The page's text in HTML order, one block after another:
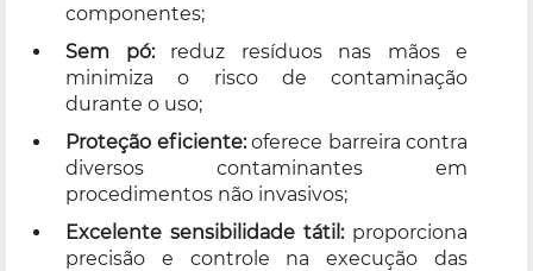
componentes;
Sem pó: reduz resíduos nas mãos e
minimiza o risco de contaminação
durante o uso;
Proteção eficiente:oferece barreira contra
diversos contaminantes em
procedimentos não invasivos;
Excelente sensibilidade tátil:proporciona
precisão e controle na execução das